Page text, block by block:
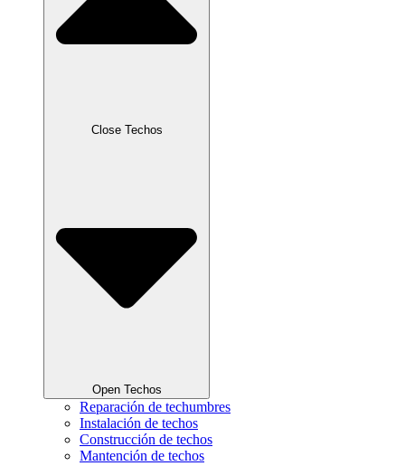
Close Techos
Open Techos
Reparación de techumbres
Instalación de techos
Construcción de techos
Mantención de techos